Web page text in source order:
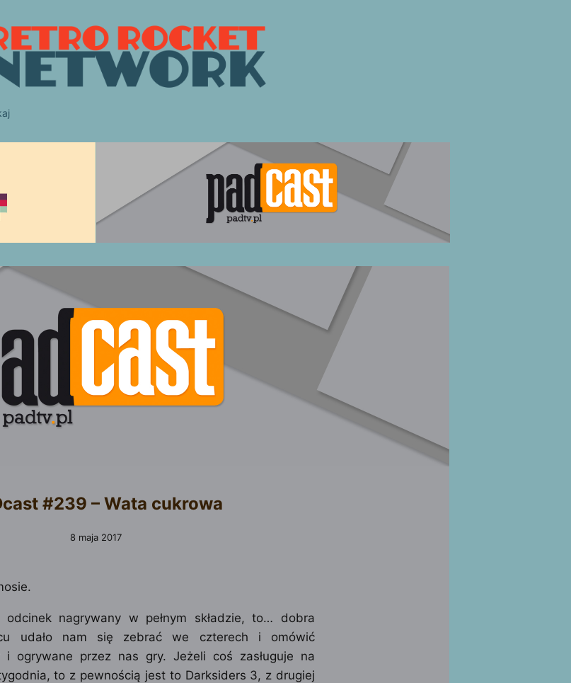
#239 – Wata cukrowa
8 maja 2017
nagrywany w pełnym składzie, to… dobra
udało nam się zebrać we czterech i omówić
i ogrywane przez nas gry. Jeżeli coś zasługuje na
to z pewnością jest to Darksiders 3, z drugiej